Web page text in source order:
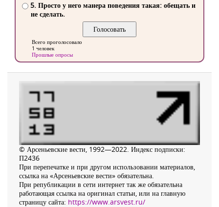
5. Просто у него манера поведения такая: обещать и
не сделать.
Всего проголосовало
1 человек
Прошлые опросы
© Арсеньевские вести, 1992—2022. Индекс подписки:
П2436
При перепечатке и при другом использовании материалов,
ссылка на «Арсеньевские вести» обязательна.
При републикации в сети интернет так же обязательна
работающая ссылка на оригинал статьи, или на главную
страницу сайта: https://www.arsvest.ru/